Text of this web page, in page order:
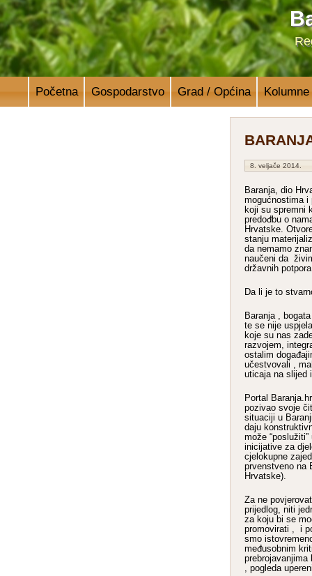
Početna Gospodarstvo Grad / Općina Kolumne
8. veljače 2014.
Baranja, dio
mogućnostima i
koji su spremni
predođbu o
Hrvatske.
stanju
da nemamo
naučeni da
državnih
Da li je to
Baranja ,
te se nije
koje su nas
razvojem,
ostalim
učestvovali ,
uticaja na slijed
Portal
pozivao svoje
situaciji u
daju
može
inicijative za
cjelokupne
prvenstveno na
Hrvatske).
Za ne
prijedlog, niti
za koju bi se
promovirati , i
smo
međusobnim
, pogleda